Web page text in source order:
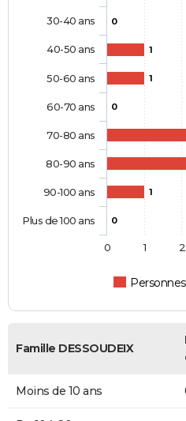
0
1
1
0
1
0
30-40 ans
40-50 ans
50-60 ans
60-70 ans
70-80 ans
80-90 ans
90-100 ans
Plus de 100 ans
0 1 2
Famille DESSOUDEIX
Moins de 10 ans